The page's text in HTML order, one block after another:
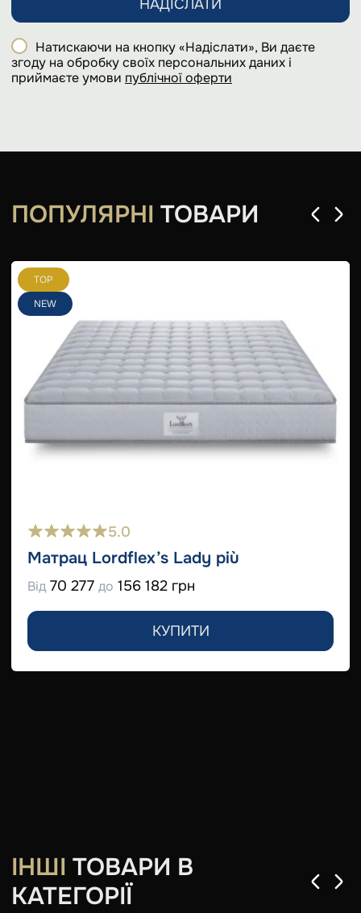
НАДІСЛАТИ
Натискаючи на кнопку «Надіслати», Ви даєте
згоду на обробку своїх персональних даних і
приймаєте умови публічної оферти
ПОПУЛЯРНІ ТОВАРИ
TOP
NEW
5.0
Матрац Lordflex’s Lady più
Від 70 277 до 156 182 грн
КУПИТИ
ІНШІ ТОВАРИ В
КАТЕГОРІЇ